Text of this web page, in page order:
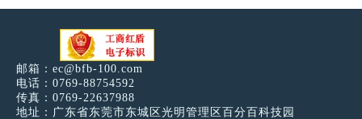
邮箱： ec@bfb-100.com
电话：0769-88754592
传真：0769-22637988
地址：广东省东莞市东城区光明管理区百分百科技园